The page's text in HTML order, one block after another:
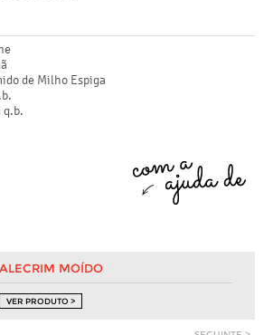
de Milho Espiga
q.b.
ALECRIM MOÍDO
VER PRODUTO >